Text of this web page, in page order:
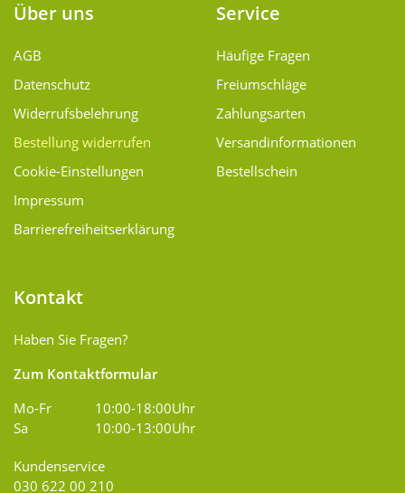
Über uns
AGB
Datenschutz
Widerrufsbelehrung
Bestellung widerrufen
Cookie-Einstellungen
Impressum
Barrierefreiheitserklärung
Service
Häufige Fragen
Freiumschläge
Zahlungsarten
Versand­informationen
Bestellschein
Kontakt
Haben Sie Fragen?
Zum Kontaktformular
Mo-Fr
10:00-18:00Uhr
Sa
10:00-13:00Uhr
Kundenservice
030 622 00 210